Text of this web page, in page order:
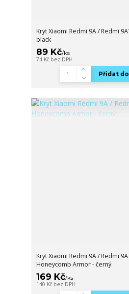
Kryt Xiaomi Redmi 9A / Redmi
black
89 Kč/ks
74 Kč bez DPH
Přidat
Kryt Xiaomi Redmi 9A / Redmi
Honeycomb Armor - černý
169 Kč/ks
140 Kč bez DPH